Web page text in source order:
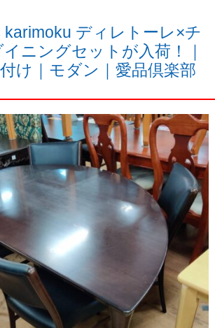
karimoku ディレトーレ×チ
ニングセットが入荷！｜
け｜モダン｜愛品倶楽部